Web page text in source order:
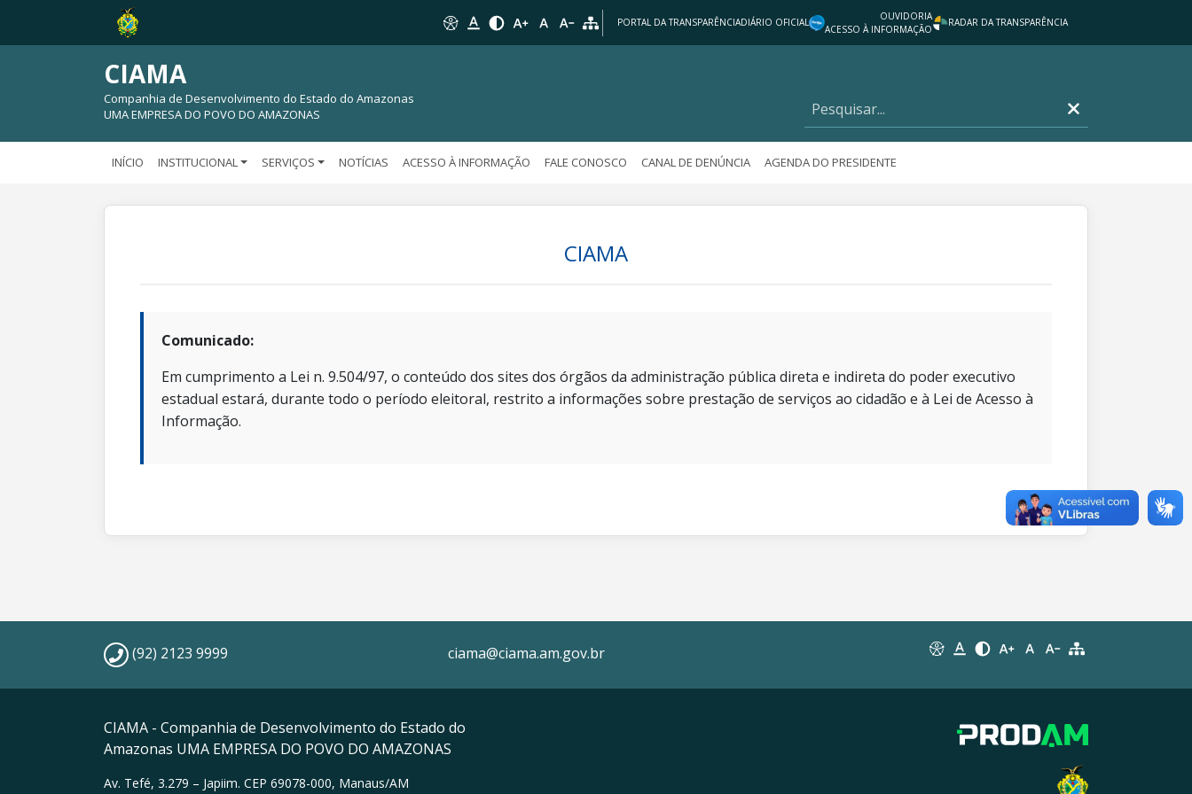
PORTAL DA TRANSPARÊNCIADIÁRIO OFICIAL
OUVIDORIA
ACESSO À INFORMAÇÃO
RADAR DA TRANSPARÊNCIA
CIAMA
Companhia de Desenvolvimento do Estado do Amazonas
UMA EMPRESA DO POVO DO AMAZONAS
INÍCIO INSTITUCIONAL SERVIÇOS NOTÍCIAS ACESSO À INFORMAÇÃO FALE CONOSCO CANAL DE DENÚNCIA AGENDA DO PRESIDENTE
CIAMA
Comunicado:
Em cumprimento a Lei n. 9.504/97, o conteúdo dos sites dos órgãos da administração pública direta e indireta do poder executivo
estadual estará, durante todo o período eleitoral, restrito a informações sobre prestação de serviços ao cidadão e à Lei de Acesso à
Informação.
(92) 2123 9999 ciama@ciama.am.gov.br
CIAMA - Companhia de Desenvolvimento do Estado do
Amazonas UMA EMPRESA DO POVO DO AMAZONAS
Av. Tefé, 3.279 – Japiim. CEP 69078-000, Manaus/AM